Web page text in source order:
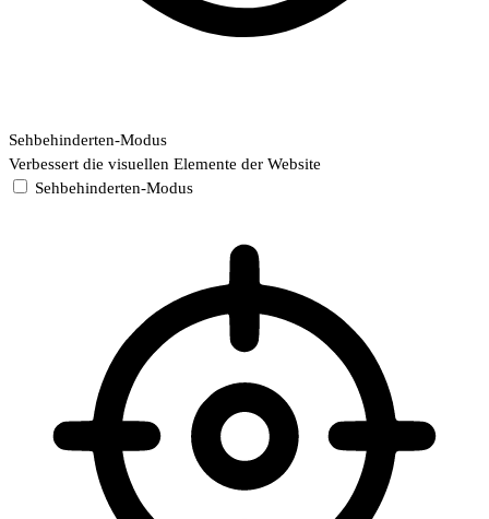
Sehbehinderten-Modus
Verbessert die visuellen Elemente der Website
Sehbehinderten-Modus